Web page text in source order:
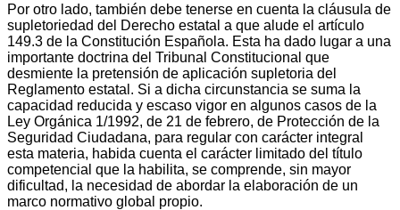
Por otro lado, también debe tenerse en cuenta la cláusula de
supletoriedad del Derecho estatal a que alude el artículo
149.3 de la Constitución Española. Esta ha dado lugar a una
importante doctrina del Tribunal Constitucional que
desmiente la pretensión de aplicación supletoria del
Reglamento estatal. Si a dicha circunstancia se suma la
capacidad reducida y escaso vigor en algunos casos de la
Ley Orgánica 1/1992, de 21 de febrero, de Protección de la
Seguridad Ciudadana, para regular con carácter integral
esta materia, habida cuenta el carácter limitado del título
competencial que la habilita, se comprende, sin mayor
dificultad, la necesidad de abordar la elaboración de un
marco normativo global propio.